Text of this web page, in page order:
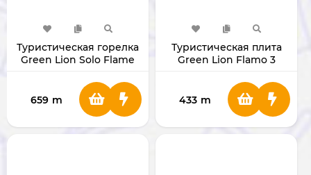
Туристическая горелка
Green Lion Solo Flame
659 m
Туристическая плита
Green Lion Flamo 3
433 m